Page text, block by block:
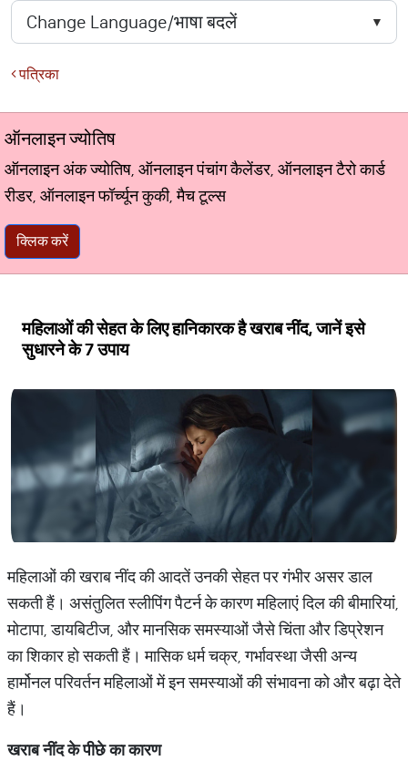
पत्रिका
ऑनलाइन ज्योतिष
ऑनलाइन अंक ज्योतिष, ऑनलाइन पंचांग कैलेंडर, ऑनलाइन टैरो कार्ड
रीडर, ऑनलाइन फॉर्च्यून कुकी, मैच टूल्स
क्लिक करें
महिलाओं की सेहत के लिए हानिकारक है खराब नींद, जानें इसे
सुधारने के 7 उपाय
महिलाओं की खराब नींद की आदतें उनकी सेहत पर गंभीर असर डाल
सकती हैं। असंतुलित स्लीपिंग पैटर्न के कारण महिलाएं दिल की बीमारियां,
मोटापा, डायबिटीज, और मानसिक समस्याओं जैसे चिंता और डिप्रेशन
का शिकार हो सकती हैं। मासिक धर्म चक्र, गर्भावस्था जैसी अन्य
हार्मोनल परिवर्तन महिलाओं में इन समस्याओं की संभावना को और बढ़ा देते
हैं।
खराब नींद के पीछे का कारण